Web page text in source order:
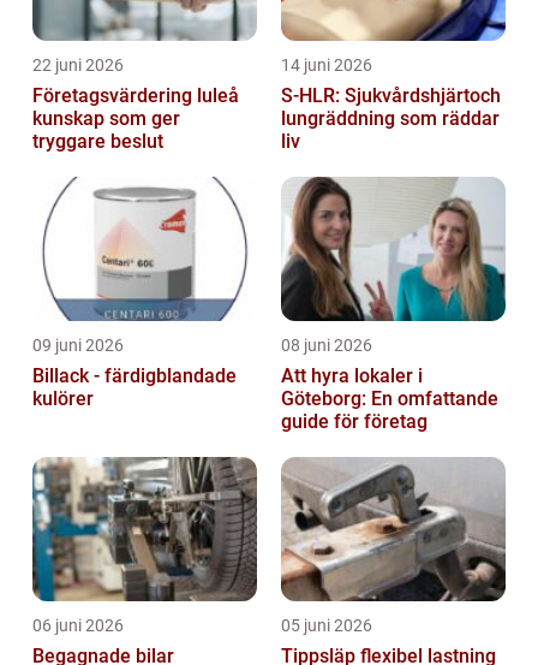
22 juni 2026
Företagsvärdering luleå
kunskap som ger
tryggare beslut
14 juni 2026
S-HLR: Sjukvårdshjärtoch
lungräddning som räddar
liv
09 juni 2026
Billack - färdigblandade
kulörer
08 juni 2026
Att hyra lokaler i
Göteborg: En omfattande
guide för företag
06 juni 2026
Begagnade bilar
05 juni 2026
Tippsläp flexibel lastning